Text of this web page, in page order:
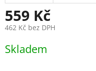
559 Kč
462 Kč bez DPH
cena:
Skladem